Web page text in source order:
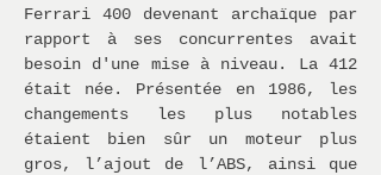
Ferrari 400 devenant archaïque par
rapport à ses concurrentes avait
besoin d'une mise à niveau. La 412
était née. Présentée en 1986, les
changements les plus notables
étaient bien sûr un moteur plus
gros, l’ajout de l’ABS, ainsi que